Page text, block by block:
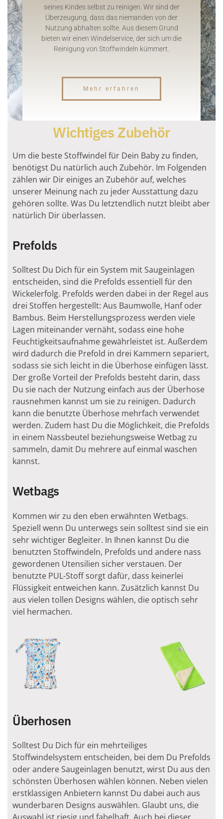
seines Kindes selbst zu reinigen. Wir sind der
Überzeugung, dass das niemanden von der
Nutzung abhalten sollte. Aus diesem Grund
bieten wir einen Windelservice, der sich um die
Reinigung von Stoffwindeln kümmert.
Mehr erfahren
Wichtiges Zubehör
Um die beste Stoffwindel für Dein Baby zu finden,
benötigst Du natürlich auch Zubehör. Im Folgenden
zählen wir Dir einiges an Zubehör auf, welches
unserer Meinung nach zu jeder Ausstattung dazu
gehören sollte. Was Du letztendlich nutzt bleibt aber
natürlich Dir überlassen.
Prefolds
Solltest Du Dich für ein System mit Saugeinlagen
entscheiden, sind die Prefolds essentiell für den
Wickelerfolg. Prefolds werden dabei in der Regel aus
drei Stoffen hergestellt: Aus Baumwolle, Hanf oder
Bambus. Beim Herstellungsprozess werden viele
Lagen miteinander vernäht, sodass eine hohe
Feuchtigkeitsaufnahme gewährleistet ist. Außerdem
wird dadurch die Prefold in drei Kammern separiert,
sodass sie sich leicht in die Überhose einfügen lässt.
Der große Vorteil der Prefolds besteht darin, dass
Du sie nach der Nutzung einfach aus der Überhose
rausnehmen kannst um sie zu reinigen. Dadurch
kann die benutzte Überhose mehrfach verwendet
werden. Zudem hast Du die Möglichkeit, die Prefolds
in einem Nassbeutel beziehungsweise Wetbag zu
sammeln, damit Du mehrere auf einmal waschen
kannst.
Wetbags
Kommen wir zu den eben erwähnten Wetbags.
Speziell wenn Du unterwegs sein solltest sind sie ein
sehr wichtiger Begleiter. In Ihnen kannst Du die
benutzten Stoffwindeln, Prefolds und andere nass
gewordenen Utensilien sicher verstauen. Der
benutzte PUL-Stoff sorgt dafür, dass keinerlei
Flüssigkeit entweichen kann. Zusätzlich kannst Du
aus vielen tollen Designs wählen, die optisch sehr
viel hermachen.
Überhosen
Solltest Du Dich für ein mehrteiliges
Stoffwindelsystem entscheiden, bei dem Du Prefolds
oder andere Saugeinlagen benutzt, wirst Du aus den
schönsten Überhosen wählen können. Neben vielen
erstklassigen Anbietern kannst Du dabei auch aus
wunderbaren Designs auswählen. Glaubt uns, die